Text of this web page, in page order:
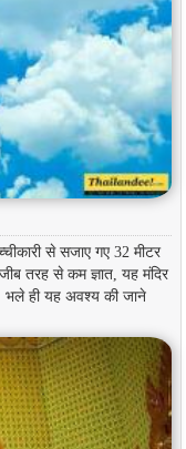
से सजाए गए 32 मीटर
तरह से कम ज्ञात, यह मंदिर
भले ही यह अवश्य की जाने